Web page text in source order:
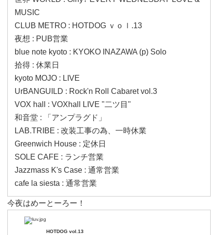
MUSIC
CLUB METRO : HOTDOG ｖｏｌ.13
夜想 : PUB営業
blue note kyoto : KYOKO INAZAWA (p) Solo
拾得 : 休業日
kyoto MOJO : LIVE
UrBANGUILD : Rock'n Roll Cabaret vol.3
VOX hall : VOXhall LIVE "二ツ目"
和音堂 : 「アンプラグド」
LAB.TRIBE : 改装工事の為、一時休業
Greenwich House : 定休日
SOLE CAFE : ランチ営業
Jazzmass K's Case : 通常営業
cafe la siesta : 通常営業
今夜はめーとーろー！
HOTDOG vol.13